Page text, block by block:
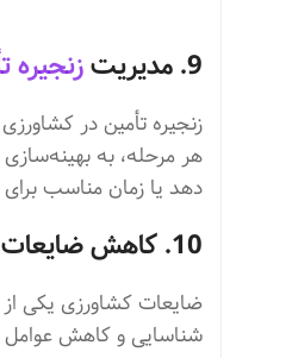
9. مدیریت زنجیره
زنجیره تأمین در
هر مرحله، به
دهد یا زمان مناسب برای
10. کاهش ضایعات کشاورزی
ضایعات کشاورزی یکی
شناسایی و کاهش عوامل